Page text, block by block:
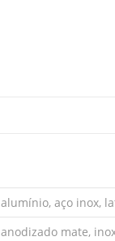
alumínio, aço inox,
anodizado mate,